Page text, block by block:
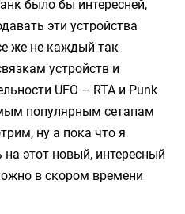
было бы интересней,
эти устройства
же не каждый так
устройств и
UFO – RTA и Punk
популярным сетапам
ну а пока что я
этот новый, интересный
в скором времени